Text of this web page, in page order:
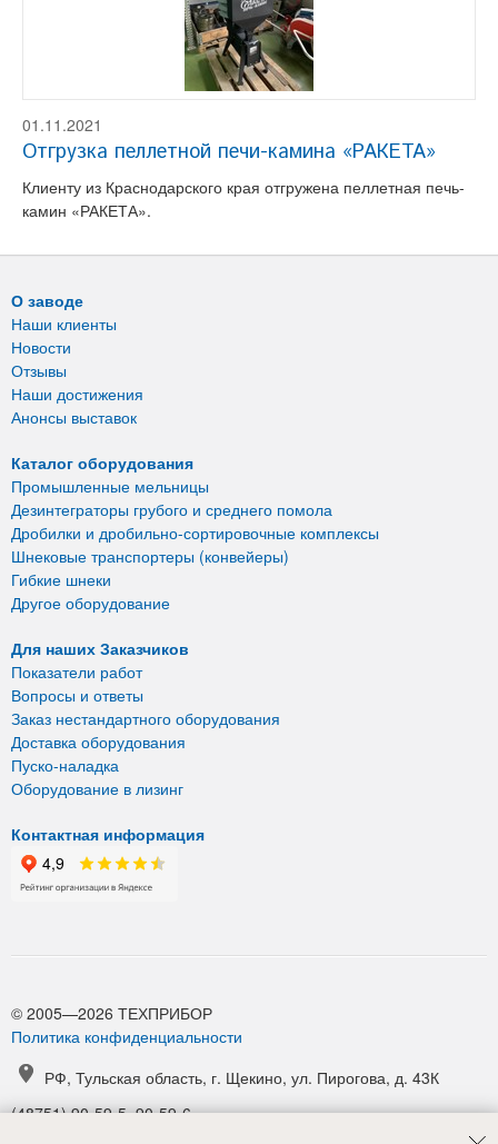
01.11.2021
Отгрузка пеллетной печи-камина «РАКЕТА»
Клиенту из Краснодарского края отгружена пеллетная печь-
камин «РАКЕТА».
О заводе
Наши клиенты
Новости
Отзывы
Наши достижения
Анонсы выставок
Каталог оборудования
Промышленные мельницы
Дезинтеграторы грубого и среднего помола
Дробилки и дробильно-сортировочные комплексы
Шнековые транспортеры (конвейеры)
Гибкие шнеки
Другое оборудование
Для наших Заказчиков
Показатели работ
Вопросы и ответы
Заказ нестандартного оборудования
Доставка оборудования
Пуско-наладка
Оборудование в лизинг
Контактная информация
© 2005—2026 ТЕХПРИБОР
Политика конфиденциальности
РФ, Тульская область, г. Щекино, ул. Пирогова, д. 43К
(48751) 90-59-5, 90-59-6